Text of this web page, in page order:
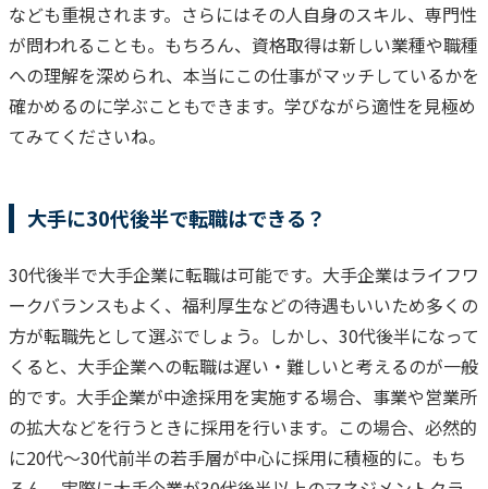
なども重視されます。さらにはその人自身のスキル、専門性
が問われることも。 もちろん、資格取得は新しい業種や職種
への理解を深められ、本当にこの仕事がマッチしているかを
確かめるのに学ぶこともできます。学びながら適性を見極め
てみてくださいね。
大手に30代後半で転職はできる？
30代後半で大手企業に転職は可能です。大手企業はライフワ
ークバランスもよく、福利厚生などの待遇もいいため多くの
方が転職先として選ぶでしょう。 しかし、30代後半になって
くると、大手企業への転職は遅い・難しいと考えるのが一般
的です。 大手企業が中途採用を実施する場合、事業や営業所
の拡大などを行うときに採用を行います。この場合、必然的
に20代〜30代前半の若手層が中心に採用に積極的に。もち